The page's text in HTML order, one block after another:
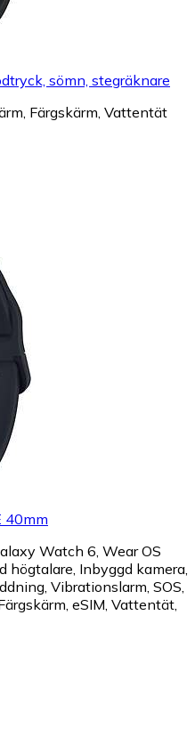
sömn, stegräknare
Färgskärm, Vattentät
40mm
Watch 6, Wear OS
högtalare, Inbyggd kamera,
Vibrationslarm, SOS,
eSIM, Vattentät,